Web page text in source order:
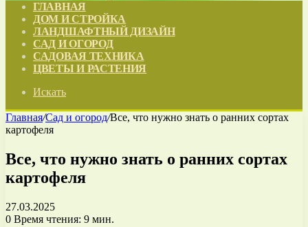
ГЛАВНАЯ
ДОМ И СТРОЙКА
ЛАНДШАФТНЫЙ ДИЗАЙН
САД И ОГОРОД
САДОВАЯ ТЕХНИКА
ЦВЕТЫ И РАСТЕНИЯ
Искать
Главная/Сад и огород/Все, что нужно знать о ранних сортах
картофеля
Все, что нужно знать о ранних сортах
картофеля
27.03.2025
0 Время чтения: 9 мин.